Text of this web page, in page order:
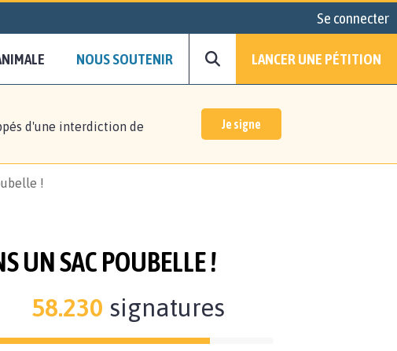
Se connecter
NOUS SOUTENIR LANCER UNE PÉTITION
d'une interdiction de
Je signe
!
UN SAC POUBELLE !
58.230 signatures